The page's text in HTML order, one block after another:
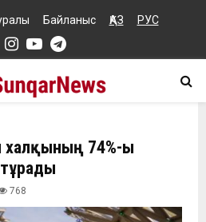
Байланыс ҚАЗ РУС
Instagram
YoutubeTelegram
халқының 74%-ы
768